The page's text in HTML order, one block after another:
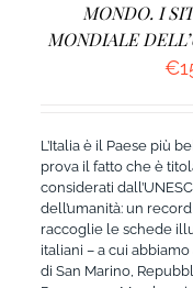
MONDO. I
MONDIALE
€
L’Italia è il Paese più
prova il fatto che è
considerati
dell’umanità: un
raccoglie le schede
italiani – a cui
di San Marino,